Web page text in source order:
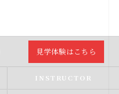
見学体験はこちら
INSTRUCTOR